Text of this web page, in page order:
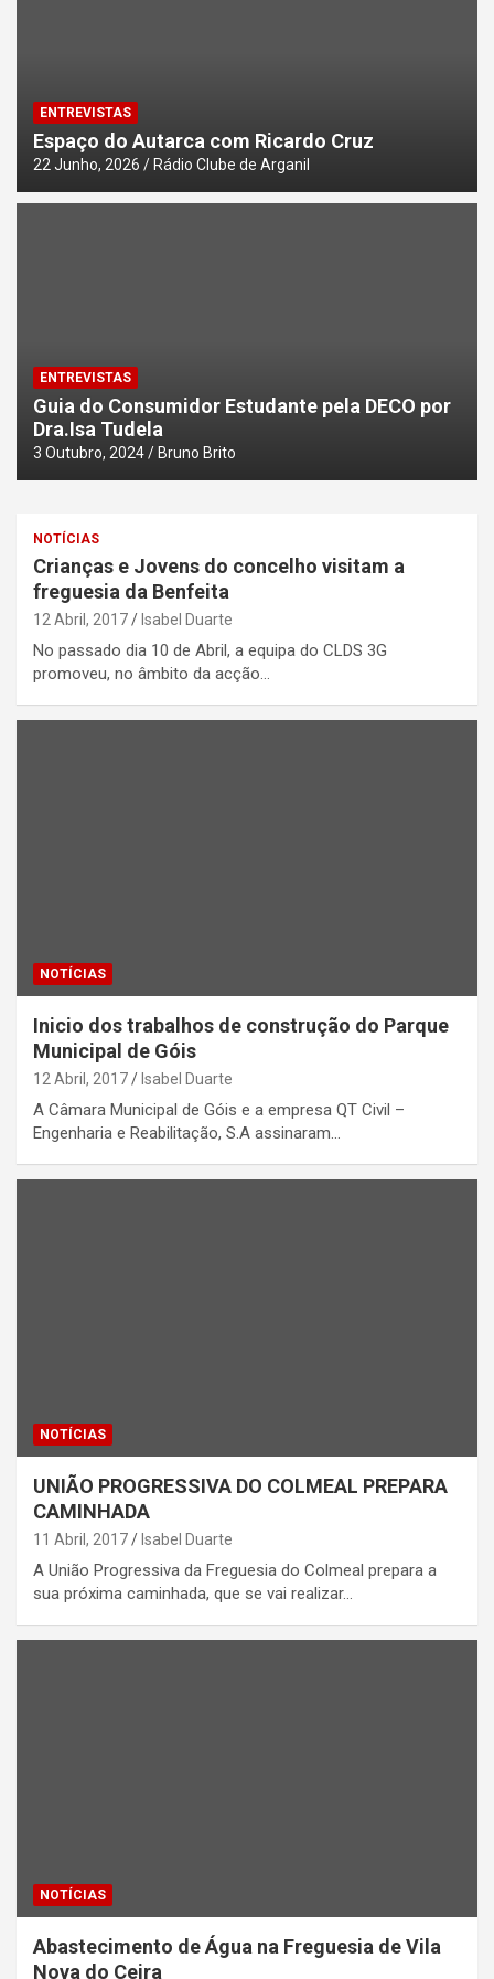
ENTREVISTAS
Espaço do Autarca com Ricardo Cruz
22 Junho, 2026 Rádio Clube de Arganil
ENTREVISTAS
Guia do Consumidor Estudante pela DECO por
Dra.Isa Tudela
3 Outubro, 2024 Bruno Brito
NOTÍCIAS
Crianças e Jovens do concelho visitam a
freguesia da Benfeita
12 Abril, 2017 Isabel Duarte
No passado dia 10 de Abril, a equipa do CLDS 3G
promoveu, no âmbito da acção…
NOTÍCIAS
Inicio dos trabalhos de construção do Parque
Municipal de Góis
12 Abril, 2017 Isabel Duarte
A Câmara Municipal de Góis e a empresa QT Civil –
Engenharia e Reabilitação, S.A assinaram…
NOTÍCIAS
UNIÃO PROGRESSIVA DO COLMEAL PREPARA
CAMINHADA
11 Abril, 2017 Isabel Duarte
A União Progressiva da Freguesia do Colmeal prepara a
sua próxima caminhada, que se vai realizar…
NOTÍCIAS
Abastecimento de Água na Freguesia de Vila
Nova do Ceira